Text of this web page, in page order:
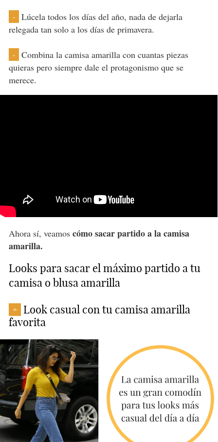
-
Lúcela todos los días del año, nada de dejarla
relegada tan solo a los días de primavera.
-
Combina la camisa amarilla con cuantas piezas
quieras pero siempre dale el protagonismo que se
merece.
Ahora sí, veamos cómo sacar partido a la camisa
amarilla.
Looks para sacar el máximo partido a tu
camisa o blusa amarilla
+
Look casual con tu camisa amarilla
favorita